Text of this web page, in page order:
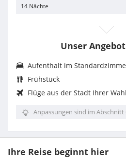
14 Nächte
Unser
Aufenthalt im
Frühstück
Flüge aus der Stadt Ihrer Wahl
Anpassungen sind im
Ihre Reise beginnt hier